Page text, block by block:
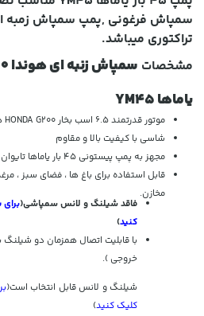
سمپاش فرغونی ,پمپ سمپاش
تراکتوری میباشد.
مشخصات
یاماها YM45
موتور قدرتمند 6.5 اسب بخار HONDA G200 هند
شاسی با کیفیت بالا و مقاوم
مجهز به پمپ پیستونی 45 بار یاماها تایوان
قابل استفاده برای باغ ها ، فضای سبز ،
مخازن.
فاقد شیلنگ و لانس سمپاشی(برای
کنید)
با قابلیت اتصال همزمان دو
خروجی ).
شیلنگ و لانس قابل انتخاب است(
کلیک کنید)